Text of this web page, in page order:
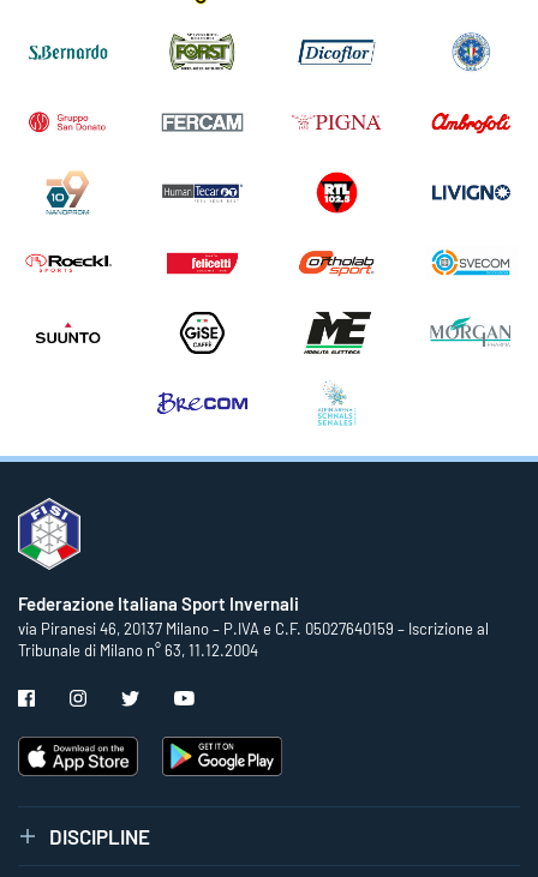
Federazione Italiana Sport Invernali
via Piranesi 46, 20137 Milano – P.IVA e C.F. 05027640159 – Iscrizione al
Tribunale di Milano n° 63, 11.12.2004
DISCIPLINE